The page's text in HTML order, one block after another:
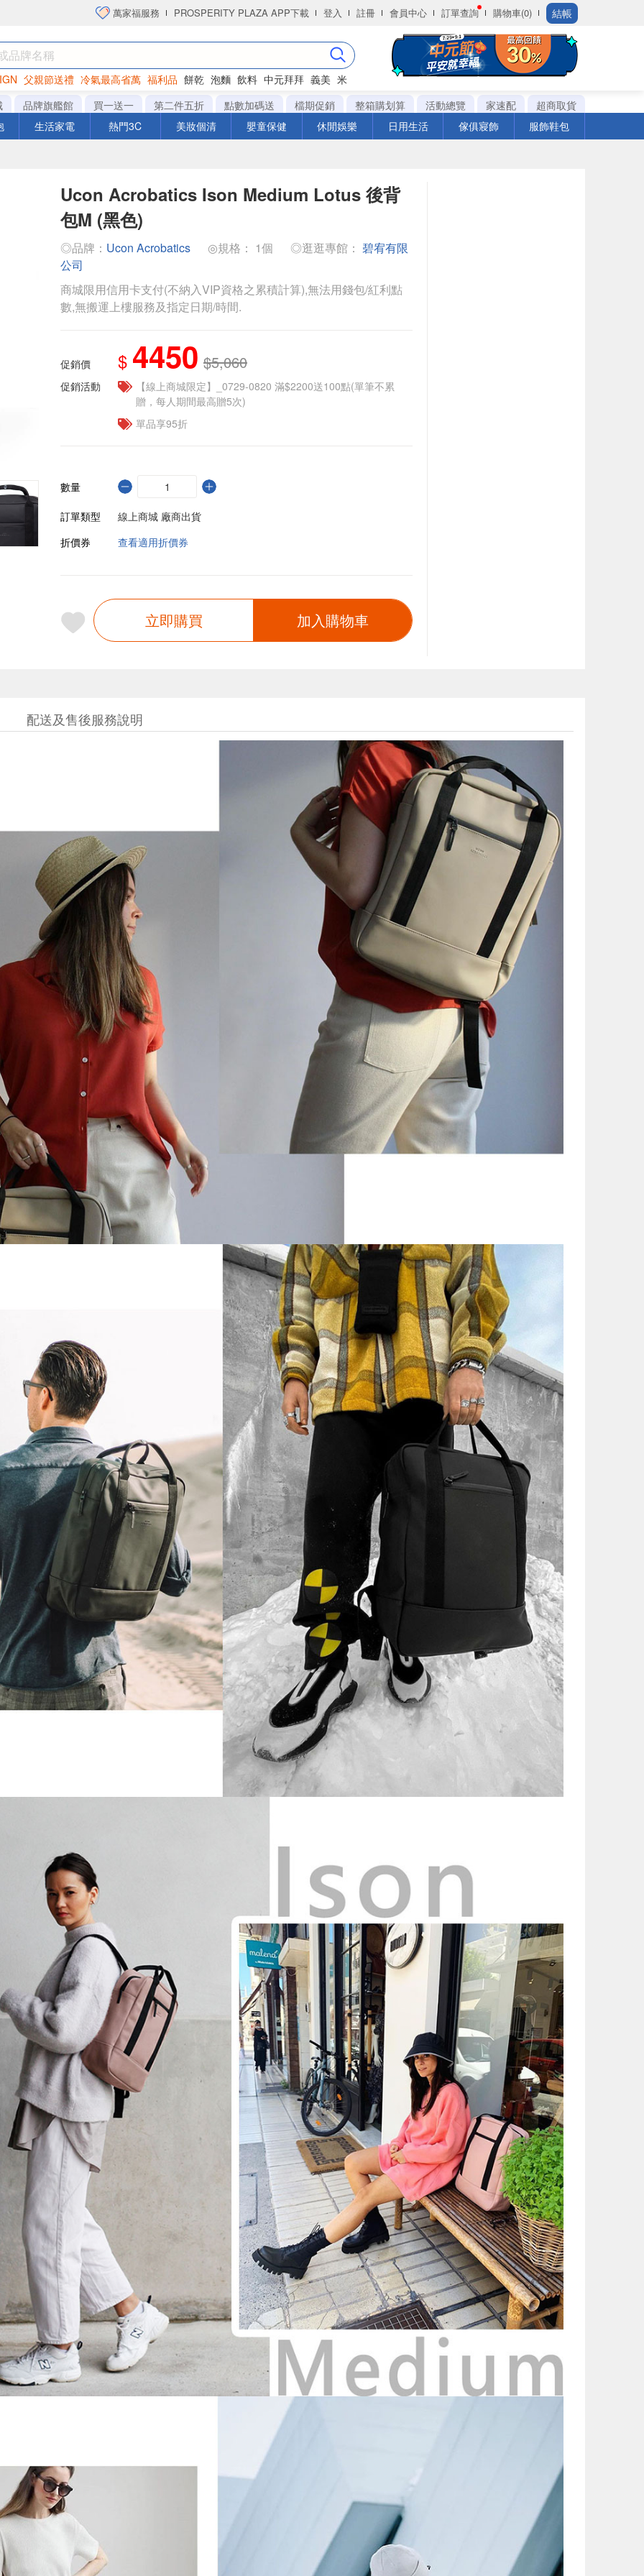
萬家福服務 PROSPERITY PLAZA APP下載 登入 註冊 會員中心 訂單查詢 購物車(0) 結帳
父親節送禮 冷氣最高省萬 福利品 餅乾 泡麵 飲料 中元拜拜 義美 米
洋芋片
品牌旗艦館 買一送一 第二件五折 點數加碼送 檔期促銷 整箱購划算 活動總覽 家速配
超商取貨
生活家電 熱門3C 美妝個清 嬰童保健 休閒娛樂 日用生活 傢俱寢飾 服飾鞋包
Ucon Acrobatics Ison Medium Lotus 後背
包M (黑色)
◎品牌： Ucon Acrobatics ◎規格： 1個 ◎逛逛專館： 碧宥有限
公司
商城限用信用卡支付(不納入VIP資格之累積計算),無法用錢包/紅利點
數,無搬運上樓服務及指定日期/時間.
促銷價 $ 4450 $5,060
促銷活動
【線上商城限定】_0729-0820 滿$2200送100點(單筆不累
贈，每人期間最高贈5次)
單品享95折
數量
訂單類型
線上商城 廠商出貨
折價券
查看適用折價券
立即購買 加入購物車
配送及售後服務說明